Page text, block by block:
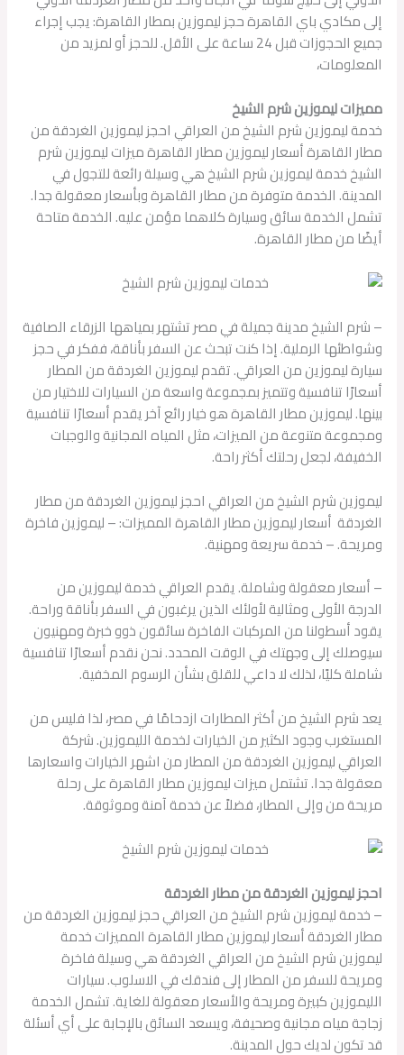
إلى مكادي باي القاهرة حجز ليموزين بمطار القاهرة: يجب إجراء
جميع الحجوزات قبل 24 ساعة على الأقل. للحجز أو لمزيد من
المعلومات،
مميزات ليموزين شرم الشيخ
خدمة ليموزين شرم الشيخ من العراقي احجز ليموزين الغردقة من
مطار القاهرة أسعار ليموزين مطار القاهرة ميزات ليموزين شرم
الشيخ خدمة ليموزين شرم الشيخ هي وسيلة رائعة للتجول في
المدينة. الخدمة متوفرة من مطار القاهرة وبأسعار معقولة جدا.
تشمل الخدمة سائق وسيارة كلاهما مؤمن عليه. الخدمة متاحة
أيضًا من مطار القاهرة.
– شرم الشيخ مدينة جميلة في مصر تشتهر بمياهها الزرقاء الصافية
وشواطئها الرملية. إذا كنت تبحث عن السفر بأناقة، ففكر في حجز
سيارة ليموزين من العراقي. تقدم ليموزين الغردقة من المطار
أسعارًا تنافسية وتتميز بمجموعة واسعة من السيارات للاختيار من
بينها. ليموزين مطار القاهرة هو خيار رائع آخر يقدم أسعارًا تنافسية
ومجموعة متنوعة من الميزات، مثل المياه المجانية والوجبات
الخفيفة، لجعل رحلتك أكثر راحة.
ليموزين شرم الشيخ من العراقي احجز ليموزين الغردقة من مطار
الغردقة أسعار ليموزين مطار القاهرة المميزات: – ليموزين فاخرة
ومريحة. – خدمة سريعة ومهنية.
– أسعار معقولة وشاملة. يقدم العراقي خدمة ليموزين من
الدرجة الأولى ومثالية لأولئك الذين يرغبون في السفر بأناقة وراحة.
يقود أسطولنا من المركبات الفاخرة سائقون ذوو خبرة ومهنيون
سيوصلك إلى وجهتك في الوقت المحدد. نحن نقدم أسعارًا تنافسية
شاملة كليًا، لذلك لا داعي للقلق بشأن الرسوم المخفية.
يعد شرم الشيخ من أكثر المطارات ازدحامًا في مصر، لذا فليس من
المستغرب وجود الكثير من الخيارات لخدمة الليموزين. شركة
العراقي ليموزين الغردقة من المطار من اشهر الخيارات واسعارها
معقولة جدا. تشتمل ميزات ليموزين مطار القاهرة على رحلة
مريحة من وإلى المطار، فضلاً عن خدمة آمنة وموثوقة.
احجز ليموزين الغردقة من مطار الغردقة
– خدمة ليموزين شرم الشيخ من العراقي حجز ليموزين الغردقة من
مطار الغردقة أسعار ليموزين مطار القاهرة المميزات خدمة
ليموزين شرم الشيخ من العراقي الغردقة هي وسيلة فاخرة
ومريحة للسفر من المطار إلى فندقك في الاسلوب. سيارات
الليموزين كبيرة ومريحة والأسعار معقولة للغاية. تشمل الخدمة
زجاجة مياه مجانية وصحيفة، ويسعد السائق بالإجابة على أي أسئلة
قد تكون لديك حول المدينة.